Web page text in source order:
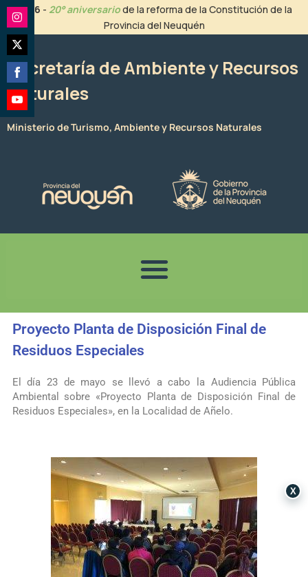
contenido
2026 - 20° aniversariode la reforma de la Constitución de la
Provincia del Neuquén
Secretaría de Ambiente y Recursos
Naturales
Ministerio de Turismo, Ambiente y Recursos Naturales
Proyecto Planta de Disposición Final de
Residuos Especiales
El día 23 de mayo se llevó a cabo la Audiencia Pública
Ambiental sobre «Proyecto Planta de Disposición Final de
Residuos Especiales», en la Localidad de Añelo.
Share
on
Instagram
Share
on
Twitter
Share
on
Facebook
Share
on
X